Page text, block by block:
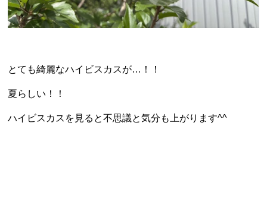
とても綺麗なハイビスカスが…！！
夏らしい！！
ハイビスカスを見ると不思議と気分も上がります^^